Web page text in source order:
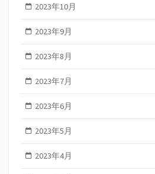
2023年10月
2023年9月
2023年8月
2023年7月
2023年6月
2023年5月
2023年4月